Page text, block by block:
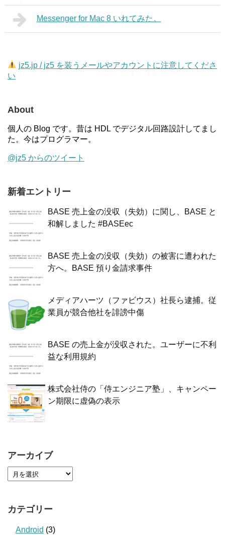
Messenger for Mac 8 いれてみた。
jz5.jp / jz5 を装うメールやアカウントに注意してくださ
い
About
個人の Blog です。昔は HDL でデジタル回路設計してまし
た。今はプログラマー。
@jz5 からのツイート
新着エントリー
BASE 売上金の没収（失効）に関し、BASE と
和解しました #BASEec
BASE 売上金の没収（失効）の被害に遭われた
方へ。BASE 預り金請求事件
メディアハーツ（ファビウス）社長ら逮捕。従
業員が競合他社を誹謗中傷
BASE の売上金が没収された。ユーザーに不利
益な利用規約
株式会社侍の「侍エンジニア塾」、キャンペー
ン期限に虚偽の表示
アーカイブ
カテゴリー
Android (3)